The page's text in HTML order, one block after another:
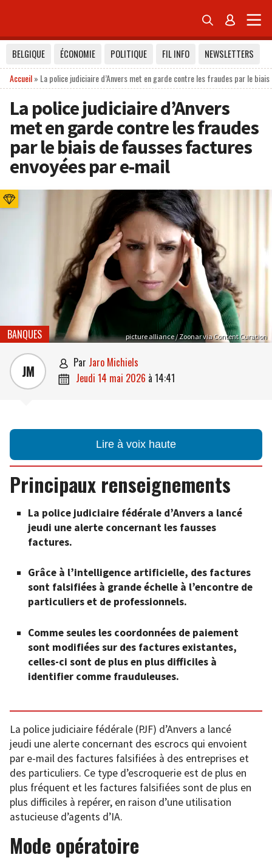
 
BELGIQUE ÉCONOMIE POLITIQUE FIL INFO
NEWSLETTERS
Accueil» La police judiciaire d’Anvers met en garde contre les fraudes par le
La police judiciaire d’Anvers
met en garde contre les fraudes
par le biais de fausses factures
envoyées par e-mail
picture alliance / Zoonar via Content Curation
BANQUES
JM  par Jaro Michiels
 jeudi 14 mai 2026 à 14:41
Lire à voix haute
Principaux renseignements
La police judiciaire fédérale d’Anvers a lancé
jeudi une alerte concernant les fausses
factures.
Grâce à l’intelligence artificielle, des factures
sont falsifiées à grande échelle à l’encontre de
particuliers et de professionnels.
Comme seules les coordonnées de paiement
sont modifiées sur des factures existantes,
celles-ci sont de plus en plus difficiles à
identifier comme frauduleuses.
La police judiciaire fédérale (PJF) d’Anvers a lancé
jeudi une alerte concernant des escrocs qui envoient
par e-mail des factures falsifiées à des entreprises et
des particuliers. Ce type d’escroquerie est de plus en
plus fréquent et les factures falsifiées sont de plus en
plus difficiles à repérer, en raison d’une utilisation
astucieuse d’agents d’IA.
Mode opératoire